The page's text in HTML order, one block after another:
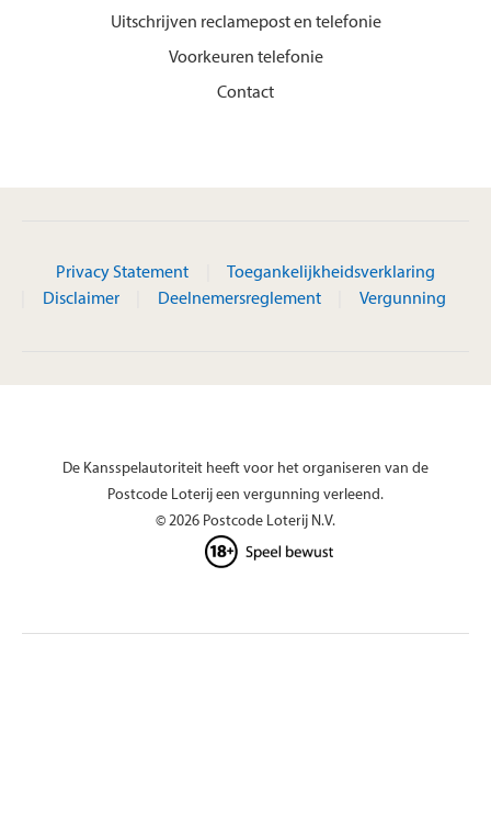
Uitschrijven reclamepost en telefonie
Voorkeuren telefonie
Contact
Privacy Statement
Toegankelijkheidsverklaring
Disclaimer
Deelnemersreglement Vergunning
De Kansspelautoriteit heeft voor het organiseren van de
Postcode Loterij een vergunning verleend.
© 2026 Postcode Loterij N.V.